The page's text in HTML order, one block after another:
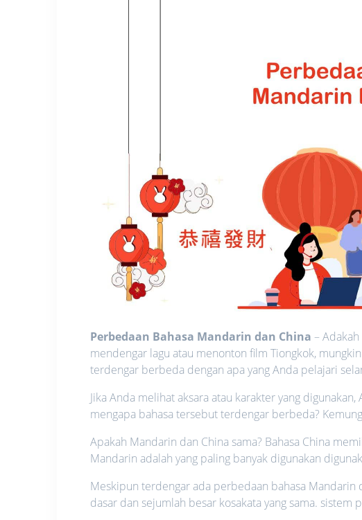
Perbedaan Bahasa Mandarin dan China –
mendengar lagu atau menonton film Tiongkok,
terdengar berbeda dengan apa yang Anda pelajari
Jika Anda melihat aksara atau karakter yang
mengapa bahasa tersebut terdengar berbeda?
Apakah Mandarin dan China sama? Bahasa China
Mandarin adalah yang paling banyak digunakan
Meskipun terdengar ada perbedaan bahasa
dasar dan sejumlah besar kosakata yang sama. sistem